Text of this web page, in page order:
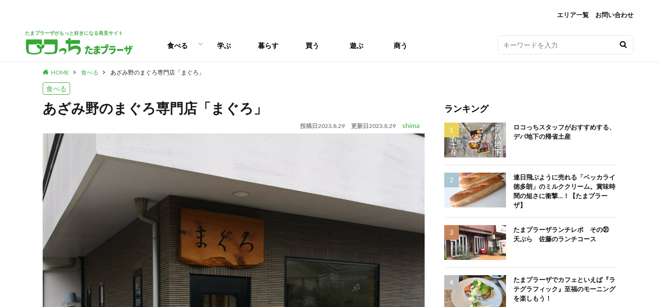
エリア一覧 お問い合わせ
たまプラーザがもっと好きになる発見サイト
食べる
パン
スイーツ
ランチ
カフェ
学ぶ 暮らす 買う 遊ぶ 商う
HOME 食べる あざみ野のまぐろ専門店「まぐろ」
食べる
あざみ野のまぐろ専門店「まぐろ」
投稿日2023.8.29 更新日2023.8.29 shima
ランキング
ロコっちスタッフがおすすめする、
デパ地下の帰省土産
連日飛ぶように売れる「ベッカライ
徳多朗」のミルククリーム。賞味時
間の短さに衝撃…！【たまプラー
ザ】
たまプラーザランチレポ その㉛
天ぷら 佐藤のランチコース
たまプラーザでカフェといえば『ラ
テグラフィック』至福のモーニング
を楽しもう！